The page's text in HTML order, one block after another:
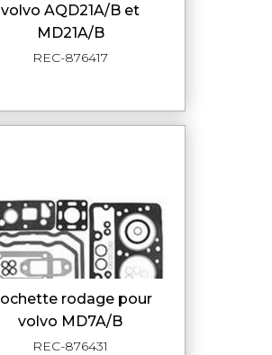
volvo AQD21A/B et
MD21A/B
REC-876417
volvo MD7A/B
REC-876431